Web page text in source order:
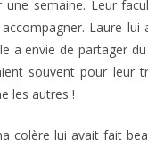
semaine. Leur
Laure lui
a envie de partager
souvent pour leur
les autres !
colère lui avait fait